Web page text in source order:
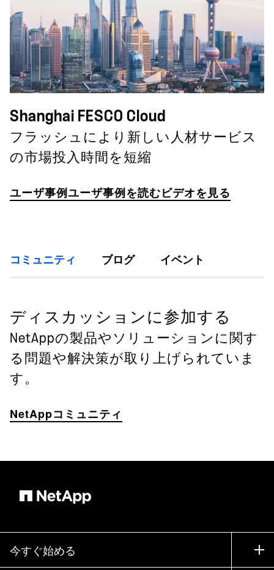
Shanghai FESCO Cloud
フラッシュにより新しい人材サービス
の市場投入時間を短縮
ユーザ事例ユーザ事例を読むビデオを見る
コミュニティ ブログ イベント
ディスカッションに参加する
NetAppの製品やソリューションに関す
る問題や解決策が取り上げられていま
す。
NetAppコミュニティ
今すぐ始める